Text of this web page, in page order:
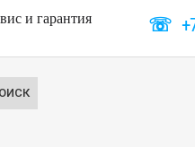
и гарантия
☏